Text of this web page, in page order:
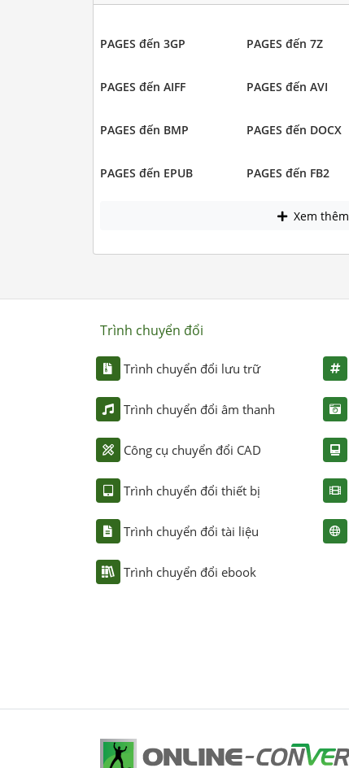
PAGES đến 3GP PAGES đến 7Z
PAGES đến AIFF PAGES đến AVI
PAGES đến BMP PAGES đến DOCX
PAGES đến EPUB PAGES đến FB2
Xem thêm
Trình chuyển đổi
Trình chuyển đổi lưu trữ
Trình chuyển đổi âm thanh
Công cụ chuyển đổi CAD
Trình chuyển đổi thiết bị
Trình chuyển đổi tài liệu
Trình chuyển đổi ebook